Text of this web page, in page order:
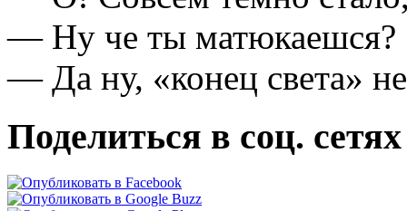
— Ну че ты матюкаешся?
— Да ну, «конец света»
Поделиться в соц. сетях